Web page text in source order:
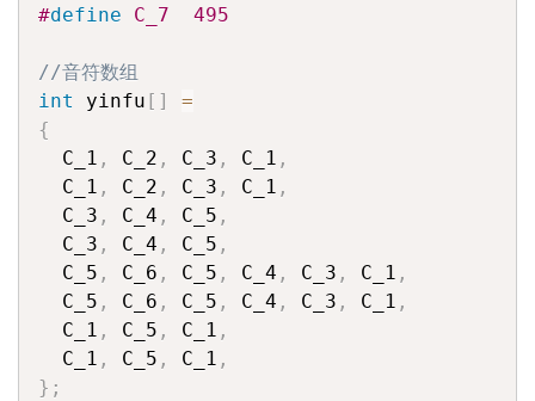
#define C_7  495
//音符数组
int
yinfu [ ]
=
{
  C_1
, C_2 , C_3 , C_1 ,
  C_1
, C_2 , C_3 , C_1 ,
  C_3
, C_4 , C_5 ,
  C_3
, C_4 , C_5 ,
  C_5
, C_6 , C_5 , C_4 , C_3 , C_1 ,
  C_5
, C_6 , C_5 , C_4 , C_3 , C_1 ,
  C_1
, C_5 , C_1 ,
  C_1
, C_5 , C_1 ,
} ;